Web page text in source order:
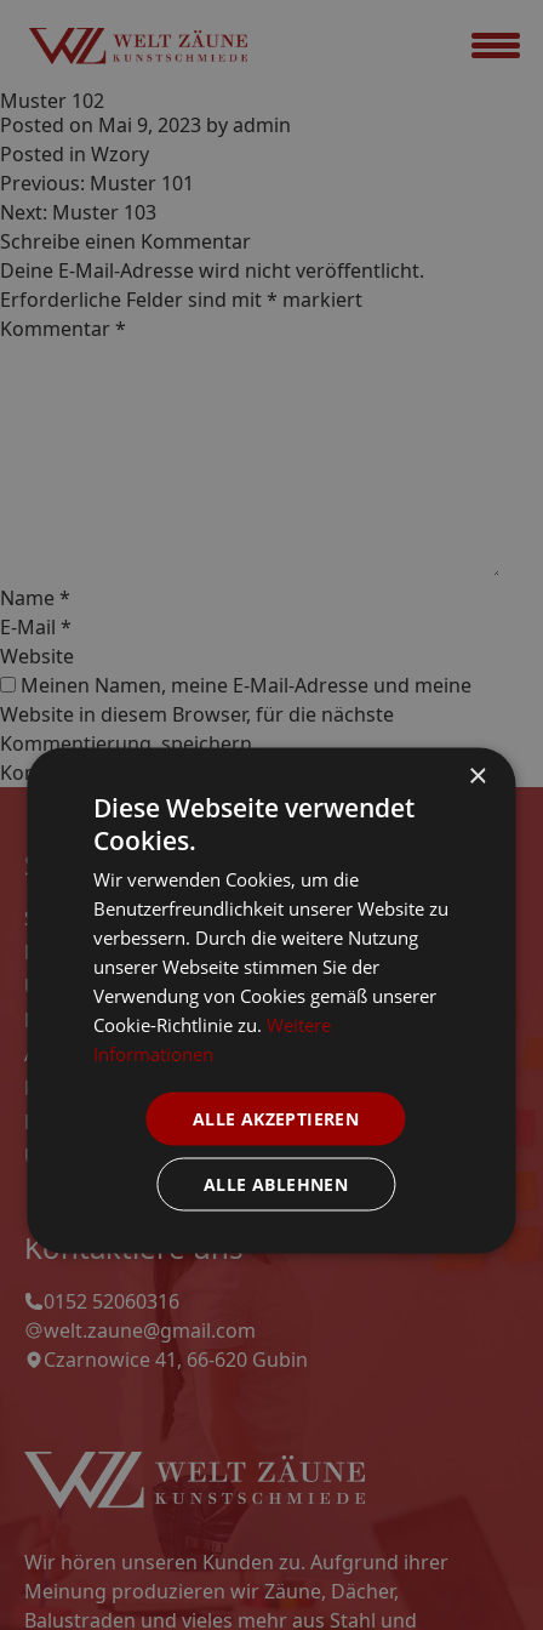
Muster 102
Posted on Mai 9, 2023 by admin
Posted in Wzory
Beitrags-
Navigation
Previous: Muster 101
Next: Muster 103
Schreibe einen Kommentar
Deine E-Mail-Adresse wird nicht veröffentlicht.
Erforderliche Felder sind mit* markiert
Kommentar*
Name *
E-Mail *
Website
Meinen Namen, meine E-Mail-Adresse und meine
Website in diesem Browser, für die nächste
Kommentierung, speichern.
Seitennavigation
Start
Rezensionen
Über das Unternehmen
Kontakt
Angebot
Modelle
Datenschutz-Bestimmungen
Unsere Projekte
Kontaktiere uns
0152 52060316
welt.zaune@gmail.com
Czarnowice 41, 66-620 Gubin
Wir hören unseren Kunden zu. Aufgrund ihrer
Meinung produzieren wir Zäune, Dächer,
Balustraden und vieles mehr aus Stahl und
×
Diese Webseite verwendet
Cookies.
Wir verwenden Cookies, um die
Benutzerfreundlichkeit unserer Website zu
verbessern. Durch die weitere Nutzung
unserer Webseite stimmen Sie der
Verwendung von Cookies gemäß unserer
Cookie-Richtlinie zu.Weitere
Informationen
ALLE AKZEPTIEREN
ALLE ABLEHNEN